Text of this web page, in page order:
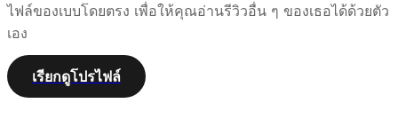
ไฟล์ของเบบโดยตรง เพื่อให้คุณอ่านรีวิวอื่น ๆ ของเธอได้ด้วยตัว
เอง
เรียกดูโปรไฟล์